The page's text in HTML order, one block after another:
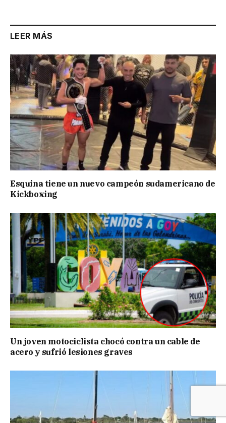
LEER MÁS
Esquina tiene un nuevo campeón sudamericano de
Kickboxing
Un joven motociclista chocó contra un cable de
acero y sufrió lesiones graves